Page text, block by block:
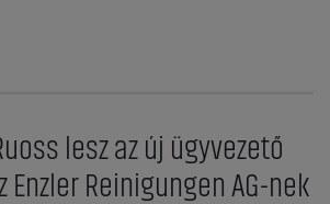
lesz az új ügyvezető
Enzler Reinigungen AG-nek